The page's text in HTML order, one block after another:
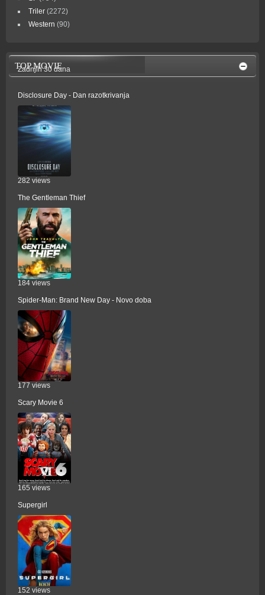
Triler (2272)
Western (90)
TOP MOVIE
Zadnjih 30 dana
Disclosure Day - Dan razotkrivanja
282 views
The Gentleman Thief
184 views
Spider-Man: Brand New Day - Novo doba
177 views
Scary Movie 6
165 views
Supergirl
152 views